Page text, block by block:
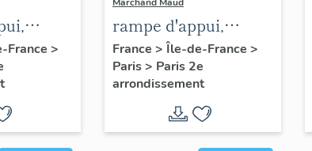
de
France >
rampe d'appui,
escalier de la maison
à porte cochère (non
étudié)
France > Île-de-France >
Paris> Paris 2e
arrondissement